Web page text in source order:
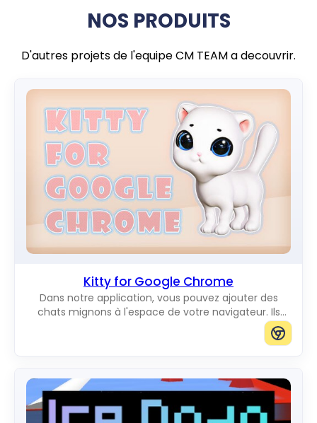
NOS PRODUITS
D'autres projets de l'equipe CM TEAM a decouvrir.
Kitty for Google Chrome
Dans notre application, vous pouvez ajouter des
chats mignons à l'espace de votre navigateur. Ils
vous raviront en se déplaçant sur l'écran. Vous
pouvez ajouter des chats de la taille que vous voulez.